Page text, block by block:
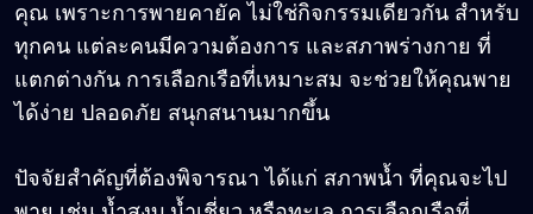
คุณ เพราะการพายคายัค ไม่ใช่กิจกรรมเดียวกัน สำหรับ
ทุกคน แต่ละคนมีความต้องการ และสภาพร่างกาย ที่
แตกต่างกัน การเลือกเรือที่เหมาะสม จะช่วยให้คุณพาย
ได้ง่าย ปลอดภัย สนุกสนานมากขึ้น
ปัจจัยสำคัญที่ต้องพิจารณา ได้แก่ สภาพน้ำ ที่คุณจะไป